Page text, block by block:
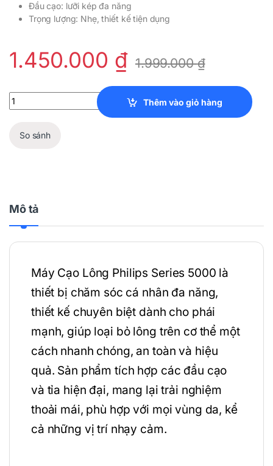
Đầu cạo: lưỡi kép đa năng
Trọng lượng: Nhẹ, thiết kế tiện dụng
1.450.000 ₫ 1.999.000₫
Máy Cạo Lông Philips Series 5000 quantity
Thêm vào giỏ hàng
So sánh
Mô tả
Máy Cạo Lông Philips Series 5000 là
thiết bị chăm sóc cá nhân đa năng,
thiết kế chuyên biệt dành cho phái
mạnh, giúp loại bỏ lông trên cơ thể một
cách nhanh chóng, an toàn và hiệu
quả. Sản phẩm tích hợp các đầu cạo
và tỉa hiện đại, mang lại trải nghiệm
thoải mái, phù hợp với mọi vùng da, kể
cả những vị trí nhạy cảm.